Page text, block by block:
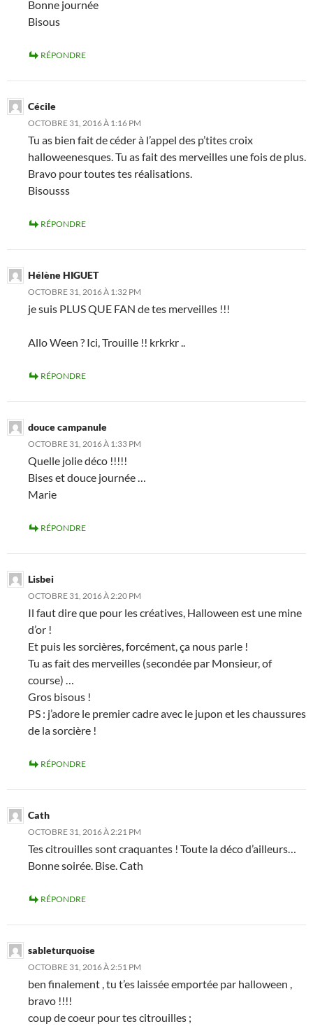
Bonne journée
Bisous
RÉPONDRE
Cécile
OCTOBRE 31, 2016 À 1:16 PM
Tu as bien fait de céder à l’appel des p’tites croix
halloweenesques. Tu as fait des merveilles une fois de plus.
Bravo pour toutes tes réalisations.
Bisousss
RÉPONDRE
Hélène HIGUET
OCTOBRE 31, 2016 À 1:32 PM
je suis PLUS QUE FAN de tes merveilles !!!
Allo Ween ? Ici, Trouille !! krkrkr ..
RÉPONDRE
douce campanule
OCTOBRE 31, 2016 À 1:33 PM
Quelle jolie déco !!!!!
Bises et douce journée …
Marie
RÉPONDRE
Lisbei
OCTOBRE 31, 2016 À 2:20 PM
Il faut dire que pour les créatives, Halloween est une mine
d’or !
Et puis les sorcières, forcément, ça nous parle !
Tu as fait des merveilles (secondée par Monsieur, of
course) …
Gros bisous !
PS : j’adore le premier cadre avec le jupon et les chaussures
de la sorcière !
RÉPONDRE
Cath
OCTOBRE 31, 2016 À 2:21 PM
Tes citrouilles sont craquantes ! Toute la déco d’ailleurs…
Bonne soirée. Bise. Cath
RÉPONDRE
sableturquoise
OCTOBRE 31, 2016 À 2:51 PM
ben finalement , tu t’es laissée emportée par halloween ,
bravo !!!!
coup de coeur pour tes citrouilles ;